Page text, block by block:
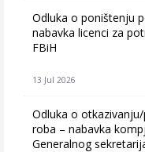
Odluka o poništenju
nabavka licenci za
FBiH
13 Jul 2026
Odluka o
roba – nabavka
Generalnog